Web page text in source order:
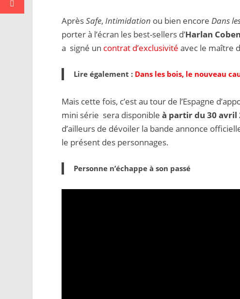
AprèsSafe,Intimidation ou bien encoreDans
porter à l’écran les best-sellers d’Harlan
a signé un contrat d’exclusivité avec le maître
Lire également : Dans les bois, le nouveau
Mais cette fois, c’est au tour de l’Espagne
mini série sera disponibleà partir du 30 avril
d’ailleurs de dévoiler la bande annonce
le présent des personnages.
Personne n’échappe à son passé